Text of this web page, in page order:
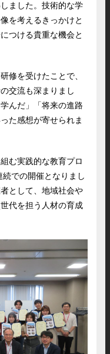
ました。技術的な学
を考えるきっかけと
つける貴重な機会と
修を受けたことで、
交流も深まりまし
んだ」「将来の進路
た感想が寄せられま
む実践的な教育プロ
での開催となりまし
として、地域社会や
代を担う人材の育成